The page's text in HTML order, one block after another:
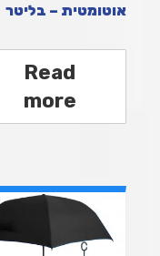
אוטומטית – בליטר
Read
more